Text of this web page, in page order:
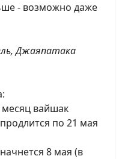
- возможно даже
Джаяпатака
месяц вайшак
по 21 мая
8 мая (в